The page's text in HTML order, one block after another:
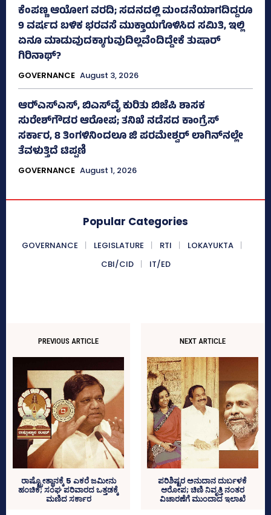
ಕೆಂಪಣ್ಣ ಆಯೋಗ ವರದಿ; ಸದನದಲ್ಲಿ ಮಂಡನೆಯಾಗದಿದ್ದರೂ
9 ವರ್ಷದ ಬಳಿಕ ಭರವಸೆ ಮುಕ್ತಾಯಗೊಳಿಸಿದ ಸಮಿತಿ, ಇಲ್ಲಿ
ಏನೂ ಮಾಡುವುದಕ್ಕಾಗುವುದಿಲ್ಲವೆಂದಿದ್ದೇಕೆ ತುಷಾರ್
ಗಿರಿನಾಥ್?
GOVERNANCE August 3, 2026
ಆರ್‍‌ಎಸ್‌ಎಸ್‌, ಬಿಎಸ್‌ವೈ ಕುರಿತು ಬಿಜೆಪಿ ಶಾಸಕ
ಸುರೇಶ್‌ಗೌಡರ ಆರೋಪ; ತನಿಖೆ ನಡೆಸದ ಕಾಂಗ್ರೆಸ್‌
ಸರ್ಕಾರ, 8 ತಿಂಗಳಿನಿಂದಲೂ ಜಿ ಪರಮೇಶ್ವರ್ ಲಾಗಿನ್‌ನಲ್ಲೇ
ತೆವಳುತ್ತಿದೆ ಟಿಪ್ಪಣಿ
GOVERNANCE August 1, 2026
Popular Categories
GOVERNANCE LEGISLATURE RTI
LOKAYUKTA
CBI/CID
IT/ED
PREVIOUS ARTICLE
ರಾಷ್ಟ್ರೋತ್ಥಾನಕ್ಕೆ 5 ಎಕರೆ ಜಮೀನು
ಹಂಚಿಕೆ; ಸಂಘ ಪರಿವಾರದ ಒತ್ತಡಕ್ಕೆ
ಮಣಿದ ಸರ್ಕಾರ
NEXT ARTICLE
ಪರಿಶಿಷ್ಟರ ಅನುದಾನ ದುರ್ಬಳಕೆ
ಆರೋಪ; ಚಿಣಿ ನಿವೃತ್ತಿ ನಂತರ
ವಿಚಾರಣೆಗೆ ಮುಂದಾದ ಇಲಾಖೆ